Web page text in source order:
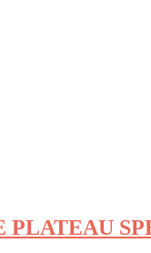
PLATEAU